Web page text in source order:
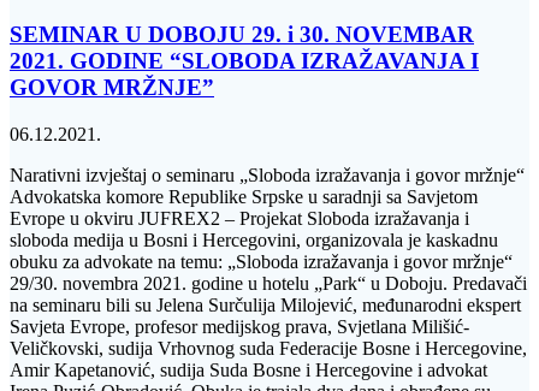
SEMINAR U DOBOJU 29. i 30. NOVEMBAR
2021. GODINE “SLOBODA IZRAŽAVANJA I
GOVOR MRŽNJE”
06.12.2021.
Narativni izvještaj o seminaru „Sloboda izražavanja i govor mržnje“
Advokatska komore Republike Srpske u saradnji sa Savjetom
Evrope u okviru JUFREX2 – Projekat Sloboda izražavanja i
sloboda medija u Bosni i Hercegovini, organizovala je kaskadnu
obuku za advokate na temu: „Sloboda izražavanja i govor mržnje“
29/30. novembra 2021. godine u hotelu „Park“ u Doboju. Predavači
na seminaru bili su Jelena Surčulija Milojević, međunarodni ekspert
Savjeta Evrope, profesor medijskog prava, Svjetlana Milišić-
Veličkovski, sudija Vrhovnog suda Federacije Bosne i Hercegovine,
Amir Kapetanović, sudija Suda Bosne i Hercegovine i advokat